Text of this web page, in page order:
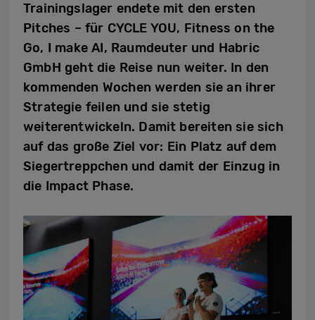
Trainingslager endete mit den ersten
Pitches – für CYCLE YOU, Fitness on the
Go, I make AI, Raumdeuter und Habric
GmbH geht die Reise nun weiter. In den
kommenden Wochen werden sie an ihrer
Strategie feilen und sie stetig
weiterentwickeln. Damit bereiten sie sich
auf das große Ziel vor: Ein Platz auf dem
Siegertreppchen und damit der Einzug in
die Impact Phase.